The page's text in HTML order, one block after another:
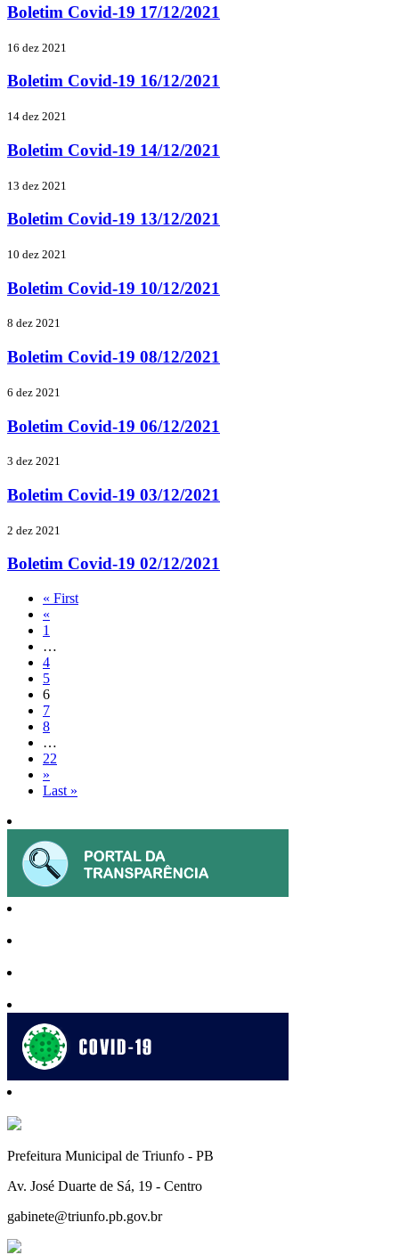
Boletim Covid-19 17/12/2021
16 dez 2021
Boletim Covid-19 16/12/2021
14 dez 2021
Boletim Covid-19 14/12/2021
13 dez 2021
Boletim Covid-19 13/12/2021
10 dez 2021
Boletim Covid-19 10/12/2021
8 dez 2021
Boletim Covid-19 08/12/2021
6 dez 2021
Boletim Covid-19 06/12/2021
3 dez 2021
Boletim Covid-19 03/12/2021
2 dez 2021
Boletim Covid-19 02/12/2021
« First
«
1
…
4
5
6
7
8
…
22
»
Last »
Prefeitura Municipal de Triunfo - PB
Av. José Duarte de Sá, 19 - Centro
gabinete@triunfo.pb.gov.br